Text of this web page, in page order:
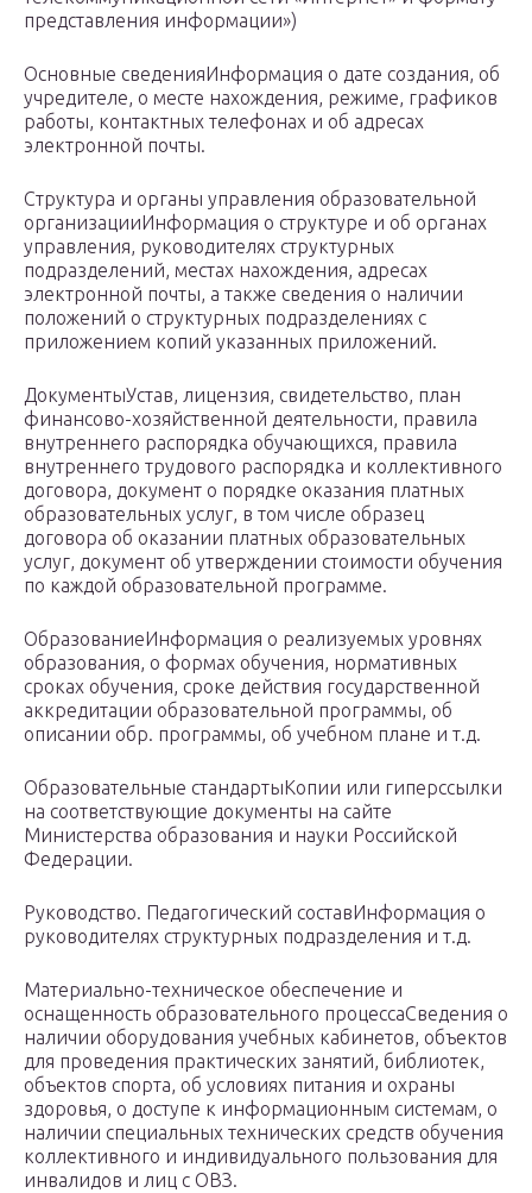
представления информации»)
Основные сведенияИнформация о дате создания, об
учредителе, о месте нахождения, режиме, графиков
работы, контактных телефонах и об адресах
электронной почты.
Структура и органы управления образовательной
организацииИнформация о структуре и об органах
управления, руководителях структурных
подразделений, местах нахождения, адресах
электронной почты, а также сведения о наличии
положений о структурных подразделениях с
приложением копий указанных приложений.
ДокументыУстав, лицензия, свидетельство, план
финансово-хозяйственной деятельности, правила
внутреннего распорядка обучающихся, правила
внутреннего трудового распорядка и коллективного
договора, документ о порядке оказания платных
образовательных услуг, в том числе образец
договора об оказании платных образовательных
услуг, документ об утверждении стоимости обучения
по каждой образовательной программе.
ОбразованиеИнформация о реализуемых уровнях
образования, о формах обучения, нормативных
сроках обучения, сроке действия государственной
аккредитации образовательной программы, об
описании обр. программы, об учебном плане и т.д.
Образовательные стандартыКопии или гиперссылки
на соответствующие документы на сайте
Министерства образования и науки Российской
Федерации.
Руководство. Педагогический составИнформация о
руководителях структурных подразделения и т.д.
Материально-техническое обеспечение и
оснащенность образовательного процессаСведения о
наличии оборудования учебных кабинетов, объектов
для проведения практических занятий, библиотек,
объектов спорта, об условиях питания и охраны
здоровья, о доступе к информационным системам, о
наличии специальных технических средств обучения
коллективного и индивидуального пользования для
инвалидов и лиц с ОВЗ.